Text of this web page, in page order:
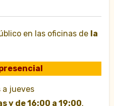
en las oficinas de la
a jueves
y de 16:00 a 19:00.